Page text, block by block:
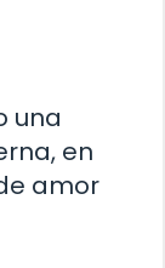
una
en
amor